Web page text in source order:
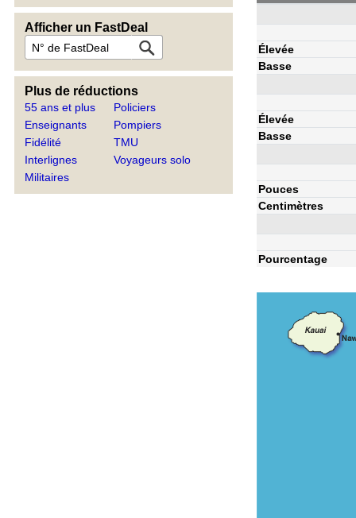
Afficher un FastDeal
Plus de réductions
55 ans et plus
Enseignants
Fidélité
Interlignes
Militaires
Policiers
Pompiers
TMU
Voyageurs solo
Élevée
Basse
Élevée
Basse
Pouces
Centimètres
Pourcentage